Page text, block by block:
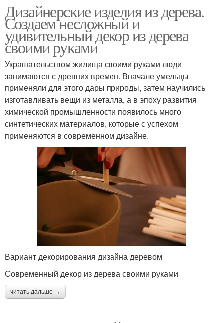
Дизайнерские изделия из дерева.
Создаем несложный и
удивительный декор из дерева
своими руками
Украшательством жилища своими руками люди
занимаются с древних времен. Вначале умельцы
применяли для этого дары природы, затем научились
изготавливать вещи из металла, а в эпоху развития
химической промышленности появилось много
синтетических материалов, которые с успехом
применяются в современном дизайне.
Вариант декорирования дизайна деревом
Современный декор из дерева своими руками
читать дальше →